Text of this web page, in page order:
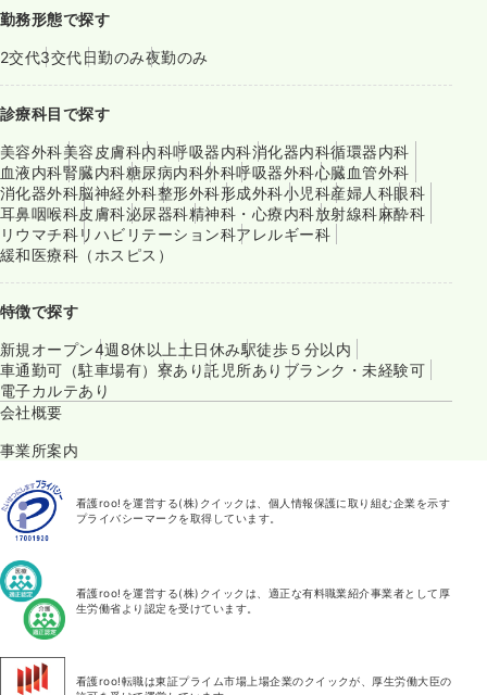
勤務形態で探す
2交代3交代日勤のみ夜勤のみ
診療科目で探す
美容外科美容皮膚科内科呼吸器内科消化器内科循環器内科
血液内科腎臓内科糖尿病内科外科呼吸器外科心臓血管外科
消化器外科脳神経外科整形外科形成外科小児科産婦人科眼科
耳鼻咽喉科皮膚科泌尿器科精神科・心療内科放射線科麻酔科
リウマチ科リハビリテーション科アレルギー科
緩和医療科（ホスピス）
特徴で探す
新規オープン4週8休以上 土日休み駅徒歩５分以内
車通勤可（駐車場有） 寮あり託児所あり ブランク・未経験可
電子カルテあり
会社概要
事業所案内
看護roo!を運営する(株)クイックは、個人情報保護に取り組む企業を示す
プライバシーマークを取得しています。
看護roo!を運営する(株)クイックは、適正な有料職業紹介事業者として厚
生労働省より認定を受けています。
看護roo!転職は東証プライム市場上場企業のクイックが、厚生労働大臣の